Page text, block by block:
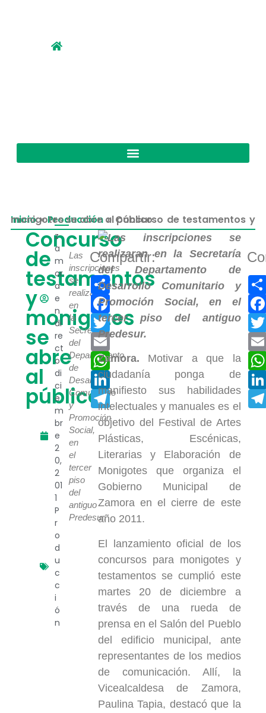
Inicio»Producción»
Concurso de testamentos y monigotes se abre al público
Concurso
de
testamentos
y
monigotes
se
abre
al
público
z
a
m
or
a
e
n
di
re
ct
o
di
ci
e
m
br
e
2
0,
2
01
1
P
r
o
d
u
c
c
i
ó
n
Las
inscripciones
se
realizaran
en
la
Secretaría
del
Departamento
de
Desarrollo
Comunitario
y
Promoción
Social,
en
el
tercer
piso
del
antiguo
Predesur.
Compartir:
Compartir
Facebook
Twitter
Email
WhatsApp
LinkedIn
Telegram
Zamora. Motivar a que la
ciudadanía ponga de
manifiesto sus habilidades
intelectuales y manuales es el
objetivo del Festival de Artes
Plásticas, Escénicas,
Literarias y Elaboración de
Monigotes que organiza el
Gobierno Municipal de
Zamora en el cierre de este
año 2011.
El lanzamiento oficial de los
concursos para monigotes y
testamentos se cumplió este
martes 20 de diciembre a
través de una rueda de
prensa en el Salón del Pueblo
del edificio municipal, ante
representantes de los medios
de comunicación. Allí, la
Vicealcaldesa de Zamora,
Paulina Tapia, destacó que la